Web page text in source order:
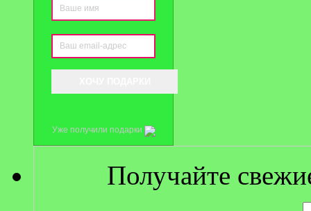
Уже получили подарки
Получайте